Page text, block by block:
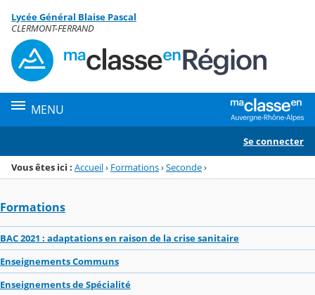
Menu de la rubrique
Contenu
Lycée Général Blaise Pascal
CLERMONT-FERRAND
MENU
Se connecter
Vous êtes ici : Accueil› Formations›Seconde›
Formations
BAC 2021 : adaptations en raison de la crise sanitaire
Enseignements Communs
Enseignements de Spécialité